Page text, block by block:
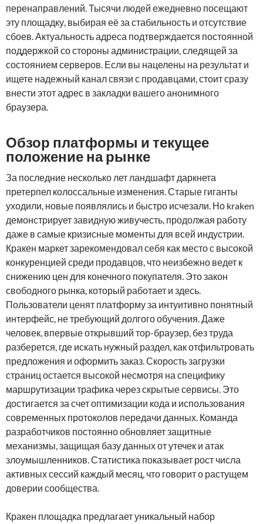
перенаправлений. Тысячи людей ежедневно посещают
эту площадку, выбирая её за стабильность и отсутствие
сбоев. Актуальность адреса подтверждается постоянной
поддержкой со стороны администрации, следящей за
состоянием серверов. Если вы нацелены на результат и
ищете надежный канал связи с продавцами, стоит сразу
внести этот адрес в закладки вашего анонимного
браузера.
Обзор платформы и текущее
положение на рынке
За последние несколько лет ландшафт даркнета
претерпел колоссальные изменения. Старые гиганты
уходили, новые появлялись и быстро исчезали. Но kraken
демонстрирует завидную живучесть, продолжая работу
даже в самые кризисные моменты для всей индустрии.
Кракен маркет зарекомендовал себя как место с высокой
конкуренцией среди продавцов, что неизбежно ведет к
снижению цен для конечного покупателя. Это закон
свободного рынка, который работает и здесь.
Пользователи ценят платформу за интуитивно понятный
интерфейс, не требующий долгого обучения. Даже
человек, впервые открывший тор-браузер, без труда
разберется, где искать нужный раздел, как отфильтровать
предложения и оформить заказ. Скорость загрузки
страниц остается высокой несмотря на специфику
маршрутизации трафика через скрытые сервисы. Это
достигается за счет оптимизации кода и использования
современных протоколов передачи данных. Команда
разработчиков постоянно обновляет защитные
механизмы, защищая базу данных от утечек и атак
злоумышленников. Статистика показывает рост числа
активных сессий каждый месяц, что говорит о растущем
доверии сообщества.
Кракен площадка предлагает уникальный набор